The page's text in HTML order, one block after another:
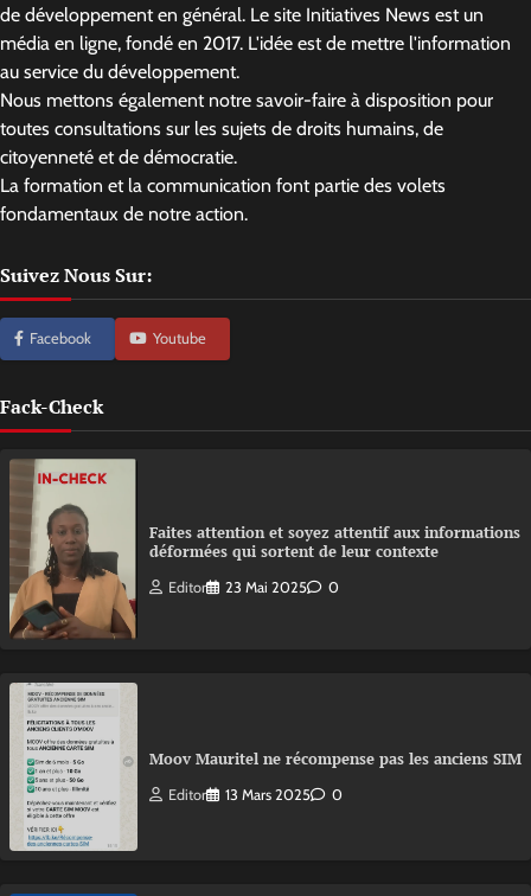
de développement en général. Le site Initiatives News est un
média en ligne, fondé en 2017. L'idée est de mettre l'information
au service du développement.
Nous mettons également notre savoir-faire à disposition pour
toutes consultations sur les sujets de droits humains, de
citoyenneté et de démocratie.
La formation et la communication font partie des volets
fondamentaux de notre action.
Suivez Nous Sur:
Facebook Youtube
Fack-Check
Faites attention et soyez attentif aux informations
déformées qui sortent de leur contexte
Editor 23 Mai 2025 0
Moov Mauritel ne récompense pas les anciens SIM
Editor 13 Mars 2025 0